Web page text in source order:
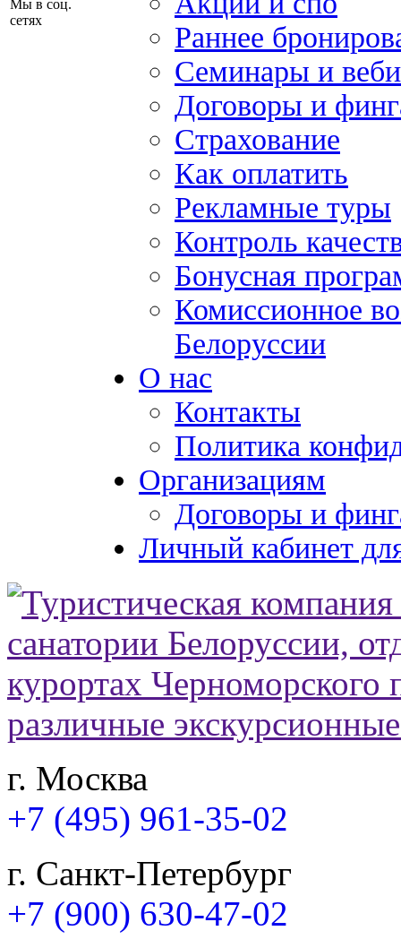
Мы в соц.
сетях
Раннее
Семинары и
Договоры и
Страхование
Как оплатить
Рекламные туры
Контроль
Бонусная
Комиссионное
Белоруссии
О нас
Контакты
Политика
Организациям
Договоры и
Личный кабинет
г. Москва
+7 (495) 961-35-02
г. Санкт-Петербург
+7 (900) 630-47-02